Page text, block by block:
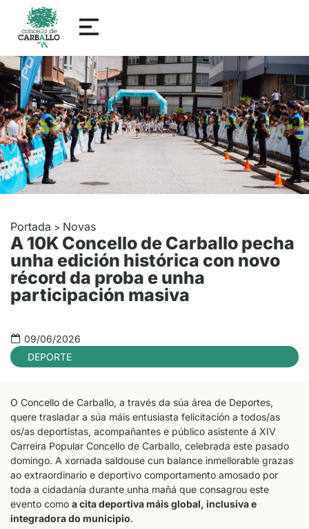
Portada > Novas
A 10K Concello de Carballo pecha
unha edición histórica con novo
récord da proba e unha
participación masiva
09/06/2026
DEPORTE
O Concello de Carballo, a través da súa área de Deportes,
quere trasladar a súa máis entusiasta felicitación a todos/as
os/as deportistas, acompañantes e público asistente á XIV
Carreira Popular Concello de Carballo, celebrada este pasado
domingo. A xornada saldouse cun balance inmellorable grazas
ao extraordinario e deportivo comportamento amosado por
toda a cidadanía durante unha mañá que consagrou este
evento como a cita deportiva máis global, inclusiva e
integradora do municipio.